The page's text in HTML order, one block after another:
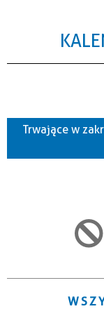
Szukana fraza
Trwające w zakresie
Trwające w